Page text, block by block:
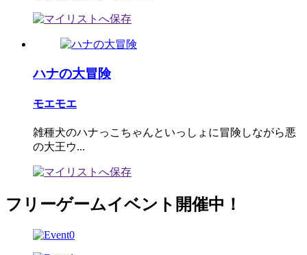
ハナの大冒険
モエモエ
雑種犬のハナっこちゃんといっしょに冒険しながら悪
の大王ウ...
フリーゲームイベント開催中！